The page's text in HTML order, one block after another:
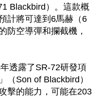
Blackbird）。這款概
計將可達到6馬赫（6
防空導彈和攔截機，
透露了SR-72研發項
（Son of Blackbird）
擊的能力，可能在203